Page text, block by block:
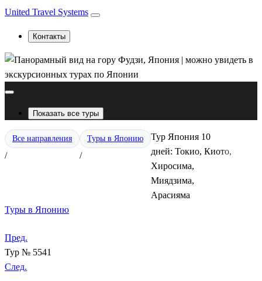
United Travel Systems
Контакты
Показать все туры
Все направления
/
Туры в Японию
/
Тур Япония 10
дней: Токио, Киото,
Хиросима,
Миядзима,
Арасияма
Туры в Японию
Пред.
Тур № 5541
След.